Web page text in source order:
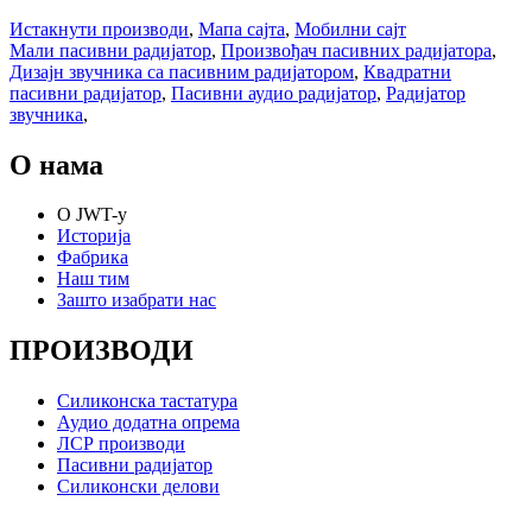
Истакнути производи, Мапа сајта, Мобилни сајт
Мали пасивни радијатор, Произвођач пасивних радијатора,
Дизајн звучника са пасивним радијатором, Квадратни
пасивни радијатор, Пасивни аудио радијатор, Радијатор
звучника,
О нама
О JWT-у
Историја
Фабрика
Наш тим
Зашто изабрати нас
ПРОИЗВОДИ
Силиконска тастатура
Аудио додатна опрема
ЛСР производи
Пасивни радијатор
Силиконски делови